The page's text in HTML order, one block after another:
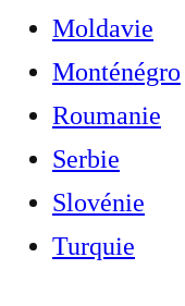
Moldavie
Monténégro
Roumanie
Serbie
Slovénie
Turquie